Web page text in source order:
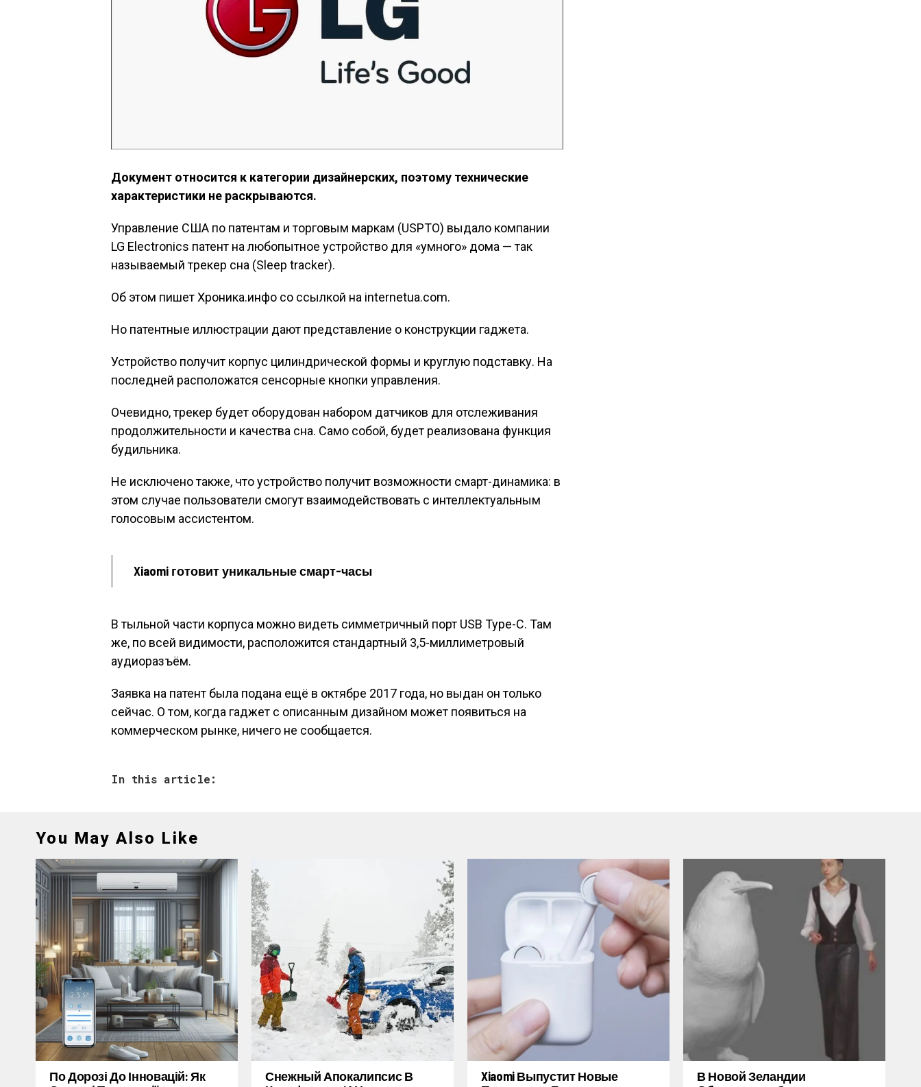
Документ относится к категории дизайнерских, поэтому технические
характеристики не раскрываются.
Управление США по патентам и торговым маркам (USPTO) выдало компании
LG Electronics патент на любопытное устройство для «умного» дома — так
называемый трекер сна (Sleep tracker).
Об этом пишет Хроника.инфо со ссылкой на internetua.com.
Но патентные иллюстрации дают представление о конструкции гаджета.
Устройство получит корпус цилиндрической формы и круглую подставку. На
последней расположатся сенсорные кнопки управления.
Очевидно, трекер будет оборудован набором датчиков для отслеживания
продолжительности и качества сна. Само собой, будет реализована функция
будильника.
Не исключено также, что устройство получит возможности смарт-динамика: в
этом случае пользователи смогут взаимодействовать с интеллектуальным
голосовым ассистентом.
Xiaomi готовит уникальные смарт-часы
В тыльной части корпуса можно видеть симметричный порт USB Type-C. Там
же, по всей видимости, расположится стандартный 3,5-миллиметровый
аудиоразъём.
Заявка на патент была подана ещё в октябре 2017 года, но выдан он только
сейчас. О том, когда гаджет с описанным дизайном может появиться на
коммерческом рынке, ничего не сообщается.
In this article:
You May Also Like
По Дорозі До Інновацій: Як
Снежный Апокалипсис В
Xiaomi Выпустит Новые
В Новой Зеландии